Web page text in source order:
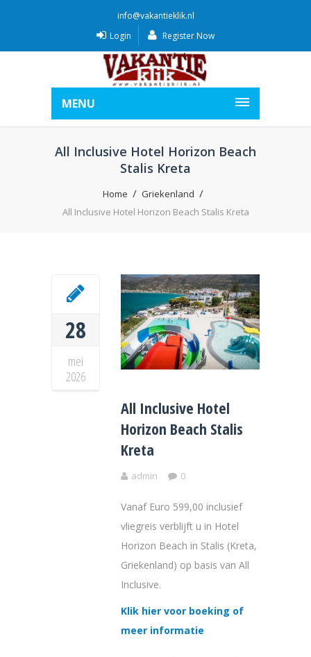
info@vakantieklik.nl
Login
Register Now
MENU
All Inclusive Hotel Horizon Beach
Stalis Kreta
Home
Griekenland
All Inclusive Hotel Horizon Beach Stalis Kreta
28
mei
2026
All Inclusive Hotel
Horizon Beach Stalis
Kreta
admin 0
Vanaf Euro 599,00 inclusief
vliegreis verblijft u in Hotel
Horizon Beach in Stalis (Kreta,
Griekenland) op basis van All
Inclusive.
Klik hier voor boeking of
meer informatie